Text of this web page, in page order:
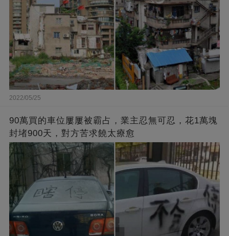
2022/05/25
90萬買的車位屢屢被霸占，業主忍無可忍，花1萬塊
封堵900天，對方苦求饒太療愈